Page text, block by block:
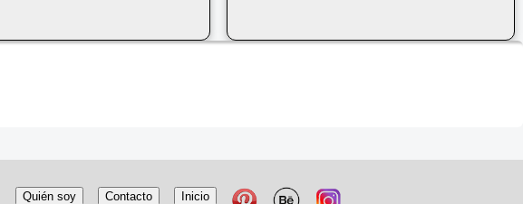
Quién soy Contacto Inicio